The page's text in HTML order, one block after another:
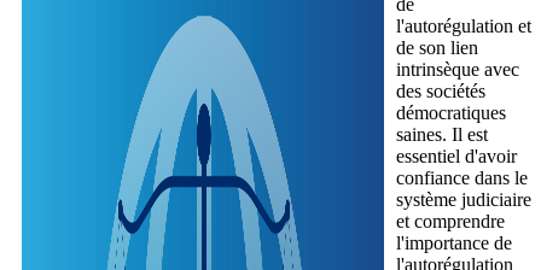
de
l'autorégulation et
de son lien
intrinsèque avec
des sociétés
démocratiques
saines. Il est
essentiel d'avoir
confiance dans le
système judiciaire
et comprendre
l'importance de
l'autorégulation